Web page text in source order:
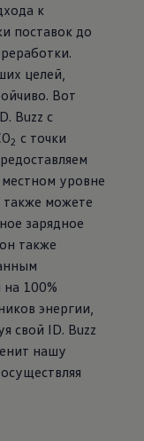
к
поставок до
целей,
Вот
Buzz с
2 с точки
уровне
также можете
зарядное
также
100%
энергии,
свой ID. Buzz
нашу